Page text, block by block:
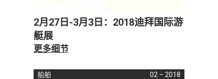
2月27日-3月3日：2018迪拜国际游
艇展
更多细节
船舶 02 – 2018